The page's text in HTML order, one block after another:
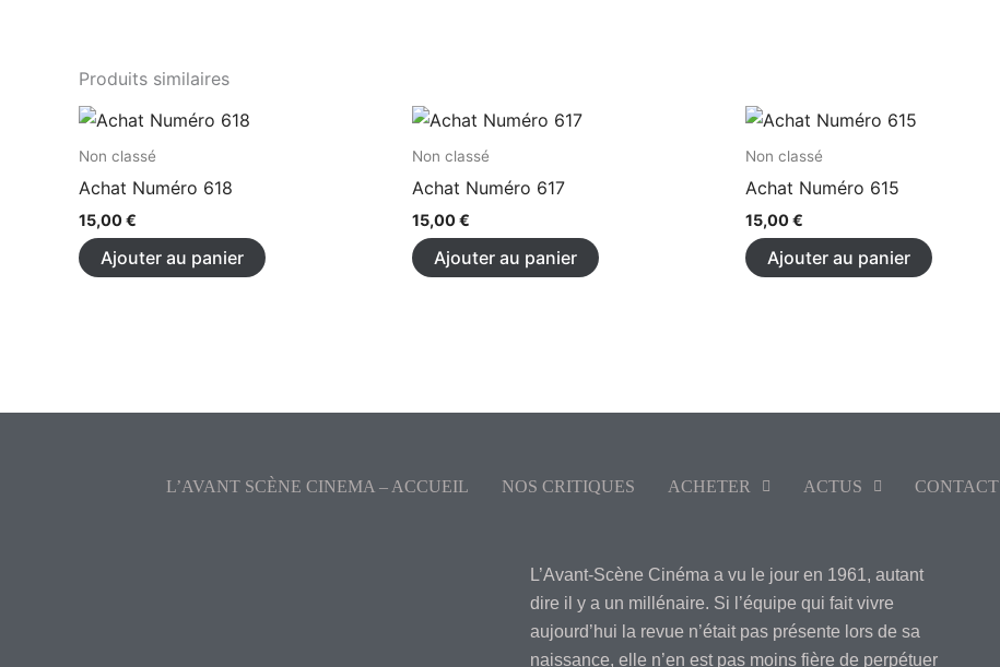
Produits similaires
Non classé
Achat Numéro 618
15,00€
Ajouter au panier
Non classé
Achat Numéro 617
15,00€
Ajouter au panier
Non classé
Achat Numéro 615
15,00€
Ajouter au panier
L’AVANT SCÈNE CINEMA – ACCUEIL NOS CRITIQUES ACHETER ACTUS CONTACT
L’Avant-Scène Cinéma a vu le jour en 1961, autant
dire il y a un millénaire. Si l’équipe qui fait vivre
aujourd’hui la revue n’était pas présente lors de sa
naissance, elle n’en est pas moins fière de perpétuer